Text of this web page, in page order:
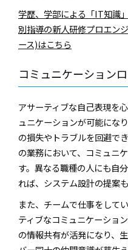
学歴、学部による「IT知識
別指導の新人研修プロエン
ース)はこちら
コミュニケーション
アサーティブな自己表現を
ュニケーションが可能にな
の損失やトラブルを回避で
の業務において、コミュニ
す。異なる職種の人にも自
れば、システム設計の提案
また、チームで仕事をして
ティブなコミュニケーショ
の情報共有が活発になり、